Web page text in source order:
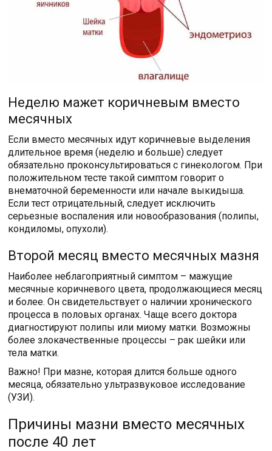
Неделю мажет коричневым вместо
месячных
Если вместо месячных идут коричневые выделения
длительное время (неделю и больше) следует
обязательно проконсультироваться с гинекологом. При
положительном тесте такой симптом говорит о
внематочной беременности или начале выкидыша.
Если тест отрицательный, следует исключить
серьезные воспаления или новообразования (полипы,
кондиломы, опухоли).
Второй месяц вместо месячных мазня
Наиболее неблагоприятный симптом – мажущие
месячные коричневого цвета, продолжающиеся месяц
и более. Он свидетельствует о наличии хронического
процесса в половых органах. Чаще всего доктора
диагностируют полипы или миому матки. Возможны
более злокачественные процессы – рак шейки или
тела матки.
Важно! При мазне, которая длится больше одного
месяца, обязательно ультразвуковое исследование
(УЗИ).
Причины мазни вместо месячных
после 40 лет